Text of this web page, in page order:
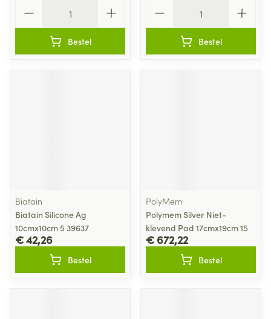
Bestel Bestel
Biatain
Biatain Silicone Ag
10cmx10cm 5 39637
€ 42,26
Bestel
PolyMem
Polymem Silver Niet-
klevend Pad 17cmx19cm 15
€ 672,22
Bestel